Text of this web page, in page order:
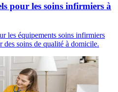
pour les soins infirmiers à
les équipements soins infirmiers
des soins de qualité à domicile.